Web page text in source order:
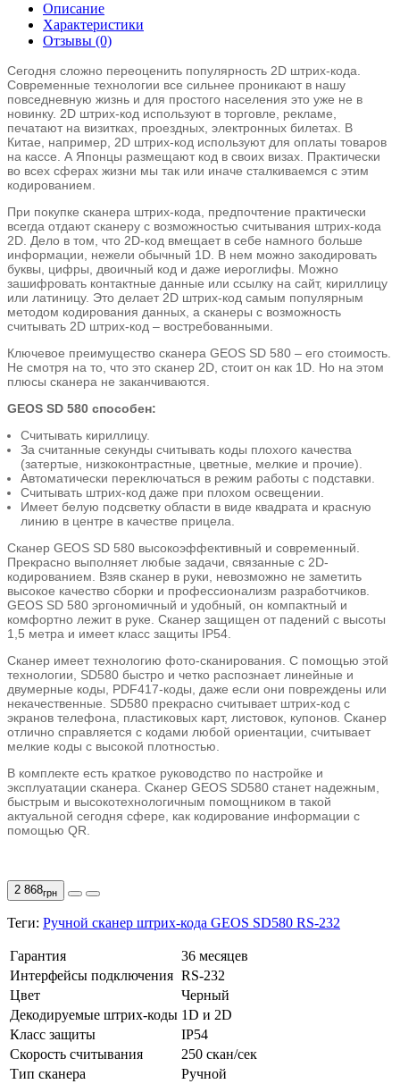
Описание
Характеристики
Отзывы (0)
Сегодня сложно переоценить популярность 2D штрих-кода.
Современные технологии все сильнее проникают в нашу
повседневную жизнь и для простого населения это уже не в
новинку. 2D штрих-код используют в торговле, рекламе,
печатают на визитках, проездных, электронных билетах. В
Китае, например, 2D штрих-код используют для оплаты товаров
на кассе. А Японцы размещают код в своих визах. Практически
во всех сферах жизни мы так или иначе сталкиваемся с этим
кодированием.
При покупке сканера штрих-кода, предпочтение практически
всегда отдают сканеру с возможностью считывания штрих-кода
2D. Дело в том, что 2D-код вмещает в себе намного больше
информации, нежели обычный 1D. В нем можно закодировать
буквы, цифры, двоичный код и даже иероглифы. Можно
зашифровать контактные данные или ссылку на сайт, кириллицу
или латиницу. Это делает 2D штрих-код самым популярным
методом кодирования данных, а сканеры с возможность
считывать 2D штрих-код – востребованными.
Ключевое преимущество сканера GEOS SD 580 – его стоимость.
Не смотря на то, что это сканер 2D, стоит он как 1D. Но на этом
плюсы сканера не заканчиваются.
GEOS SD 580 способен:
Считывать кириллицу.
За считанные секунды считывать коды плохого качества
(затертые, низкоконтрастные, цветные, мелкие и прочие).
Автоматически переключаться в режим работы с подставки.
Считывать штрих-код даже при плохом освещении.
Имеет белую подсветку области в виде квадрата и красную
линию в центре в качестве прицела.
Сканер GEOS SD 580 высокоэффективный и современный.
Прекрасно выполняет любые задачи, связанные с 2D-
кодированием. Взяв сканер в руки, невозможно не заметить
высокое качество сборки и профессионализм разработчиков.
GEOS SD 580 эргономичный и удобный, он компактный и
комфортно лежит в руке. Сканер защищен от падений с высоты
1,5 метра и имеет класс защиты IP54.
Сканер имеет технологию фото-сканирования. С помощью этой
технологии, SD580 быстро и четко распознает линейные и
двумерные коды, PDF417-коды, даже если они повреждены или
некачественные. SD580 прекрасно считывает штрих-код с
экранов телефона, пластиковых карт, листовок, купонов. Сканер
отлично справляется с кодами любой ориентации, считывает
мелкие коды с высокой плотностью.
В комплекте есть краткое руководство по настройке и
эксплуатации сканера. Сканер GEOS SD580 станет надежным,
быстрым и высокотехнологичным помощником в такой
актуальной сегодня сфере, как кодирование информации с
помощью QR.
2 868грн
Теги: Ручной сканер штрих-кода GEOS SD580 RS-232
Гарантия
36 месяцев
Интерфейсы подключения RS-232
Цвет
Черный
Декодируемые штрих-коды 1D и 2D
Класс защиты
IP54
Скорость считывания
250 скан/сек
Тип сканера
Ручной